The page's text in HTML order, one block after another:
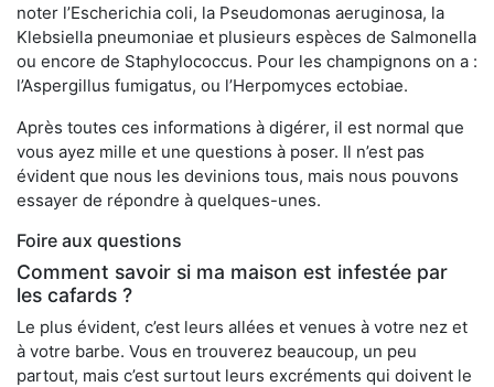
noter l’Escherichia coli, la Pseudomonas aeruginosa, la
Klebsiella pneumoniae et plusieurs espèces de Salmonella
ou encore de Staphylococcus. Pour les champignons on a :
l’Aspergillus fumigatus, ou l’Herpomyces ectobiae.
Après toutes ces informations à digérer, il est normal que
vous ayez mille et une questions à poser. Il n’est pas
évident que nous les devinions tous, mais nous pouvons
essayer de répondre à quelques-unes.
Foire aux questions
Comment savoir si ma maison est infestée par
les cafards ?
Le plus évident, c’est leurs allées et venues à votre nez et
à votre barbe. Vous en trouverez beaucoup, un peu
partout, mais c’est surtout leurs excréments qui doivent le